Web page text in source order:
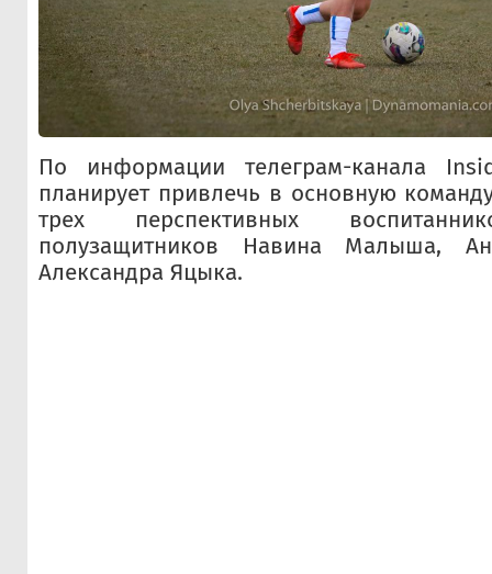
По информации телеграм-канала
планирует привлечь в основную
трех перспективных
полузащитников Навина Малыша,
Александра Яцыка.